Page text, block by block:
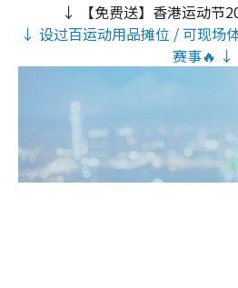
↓ 【免费送】香港运动节
↓ 设过百运动用品摊位 / 可现场
赛事🔥 ↓